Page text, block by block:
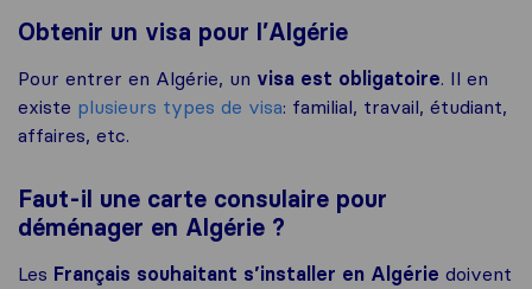
Obtenir un visa pour l’Algérie
Pour entrer en Algérie, un visa est obligatoire. Il en
existe plusieurs types de visa: familial, travail, étudiant,
affaires, etc.
Faut-il une carte consulaire pour
déménager en Algérie ?
Les Français souhaitant s’installer en Algérie doivent